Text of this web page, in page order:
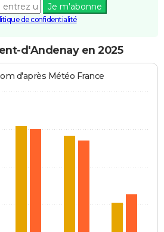
Je m'abonne
de confidentialité
d'Andenay en 2025
d'après Météo France